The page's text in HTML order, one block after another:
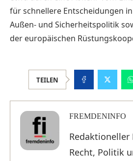
für schnellere Entscheidungen
Außen- und Sicherheitspolitik
der europäischen
TEILEN
FREMDENINFO
Redaktioneller
Recht, Politik